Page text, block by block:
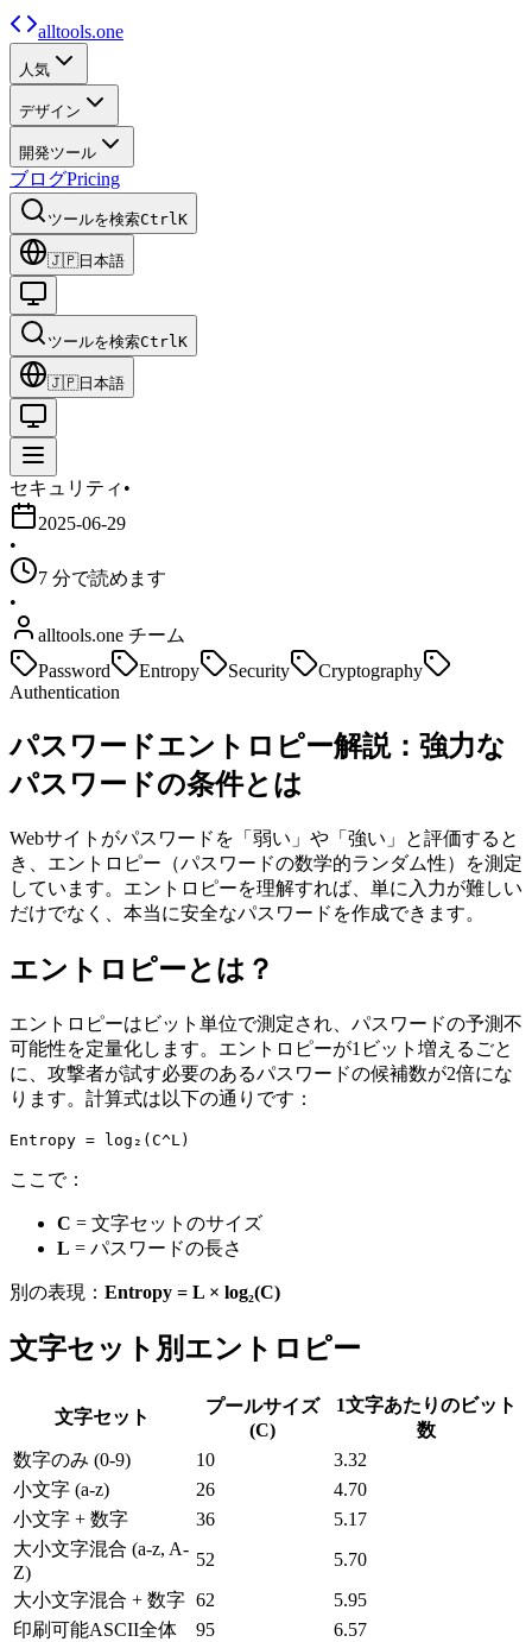
alltools.one
人気
デザイン
開発ツール
ブログPricing
ツールを検索CtrlK
🇯🇵日本語
ツールを検索CtrlK
🇯🇵日本語
セキュリティ •
2025-06-29
•
7 分で読めます
•
alltools.one チーム
Password
Entropy Security
Cryptography
Authentication
パスワードエントロピー解説：強力な
パスワードの条件とは
Webサイトがパスワードを「弱い」や「強い」と評価すると
き、エントロピー（パスワードの数学的ランダム性）を測定
しています。エントロピーを理解すれば、単に入力が難しい
だけでなく、本当に安全なパスワードを作成できます。
エントロピーとは？
エントロピーはビット単位で測定され、パスワードの予測不
可能性を定量化します。エントロピーが1ビット増えるごと
に、攻撃者が試す必要のあるパスワードの候補数が2倍にな
ります。計算式は以下の通りです：
ここで：
C = 文字セットのサイズ
L = パスワードの長さ
別の表現： Entropy = L × log₂(C)
文字セット別エントロピー
文字セット
プールサイズ
(C)
1文字あたりのビット
数
数字のみ (0-9)
10
3.32
小文字 (a-z)
26
4.70
小文字 + 数字
36
5.17
大小文字混合 (a-z, A-
Z)
52
5.70
大小文字混合 + 数字 62
5.95
印刷可能ASCII全体
95 6.57